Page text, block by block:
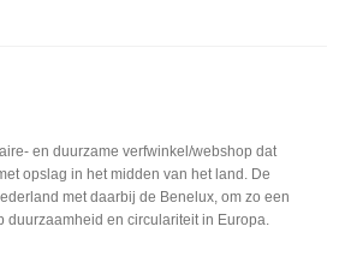
en duurzame verfwinkel/webshop dat
opslag in het midden van het land. De
met daarbij de Benelux, om zo een
duurzaamheid en circulariteit in Europa.